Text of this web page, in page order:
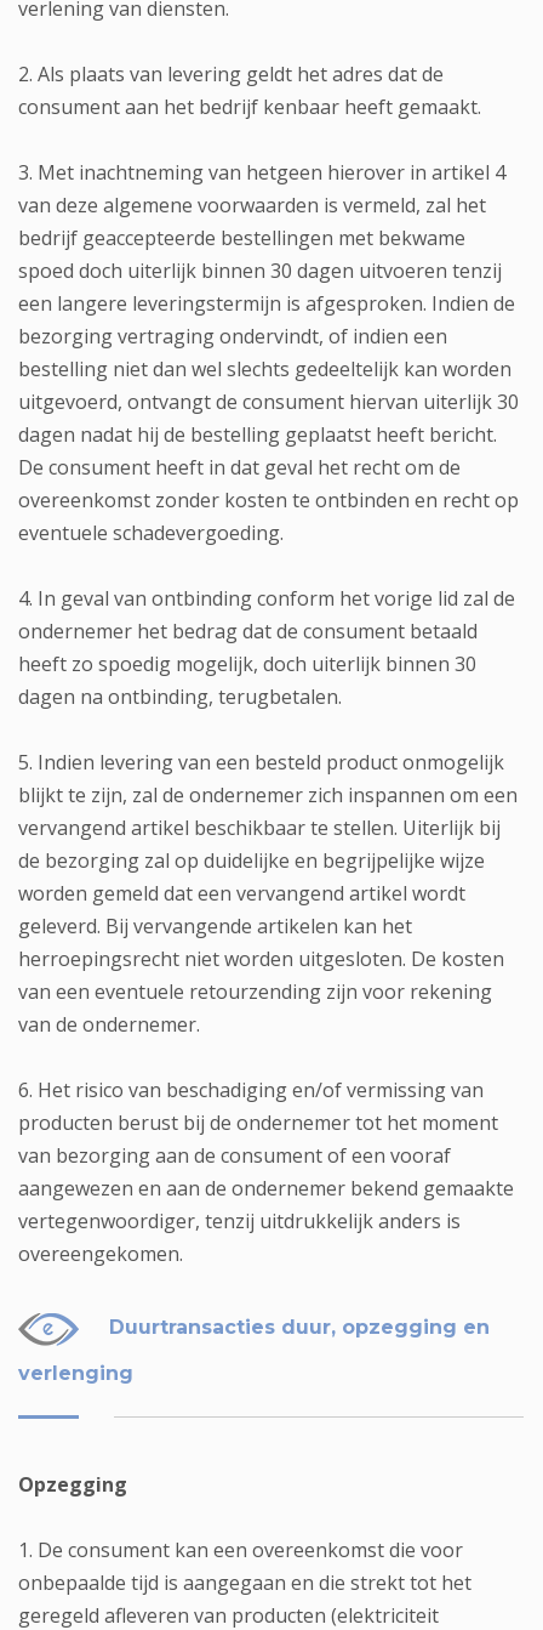
verlening van diensten.
2. Als plaats van levering geldt het adres dat de
consument aan het bedrijf kenbaar heeft gemaakt.
3. Met inachtneming van hetgeen hierover in artikel 4
van deze algemene voorwaarden is vermeld, zal het
bedrijf geaccepteerde bestellingen met bekwame
spoed doch uiterlijk binnen 30 dagen uitvoeren tenzij
een langere leveringstermijn is afgesproken. Indien de
bezorging vertraging ondervindt, of indien een
bestelling niet dan wel slechts gedeeltelijk kan worden
uitgevoerd, ontvangt de consument hiervan uiterlijk 30
dagen nadat hij de bestelling geplaatst heeft bericht.
De consument heeft in dat geval het recht om de
overeenkomst zonder kosten te ontbinden en recht op
eventuele schadevergoeding.
4. In geval van ontbinding conform het vorige lid zal de
ondernemer het bedrag dat de consument betaald
heeft zo spoedig mogelijk, doch uiterlijk binnen 30
dagen na ontbinding, terugbetalen.
5. Indien levering van een besteld product onmogelijk
blijkt te zijn, zal de ondernemer zich inspannen om een
vervangend artikel beschikbaar te stellen. Uiterlijk bij
de bezorging zal op duidelijke en begrijpelijke wijze
worden gemeld dat een vervangend artikel wordt
geleverd. Bij vervangende artikelen kan het
herroepingsrecht niet worden uitgesloten. De kosten
van een eventuele retourzending zijn voor rekening
van de ondernemer.
6. Het risico van beschadiging en/of vermissing van
producten berust bij de ondernemer tot het moment
van bezorging aan de consument of een vooraf
aangewezen en aan de ondernemer bekend gemaakte
vertegenwoordiger, tenzij uitdrukkelijk anders is
overeengekomen.
Duurtransacties duur, opzegging en
verlenging
Opzegging
1. De consument kan een overeenkomst die voor
onbepaalde tijd is aangegaan en die strekt tot het
geregeld afleveren van producten (elektriciteit